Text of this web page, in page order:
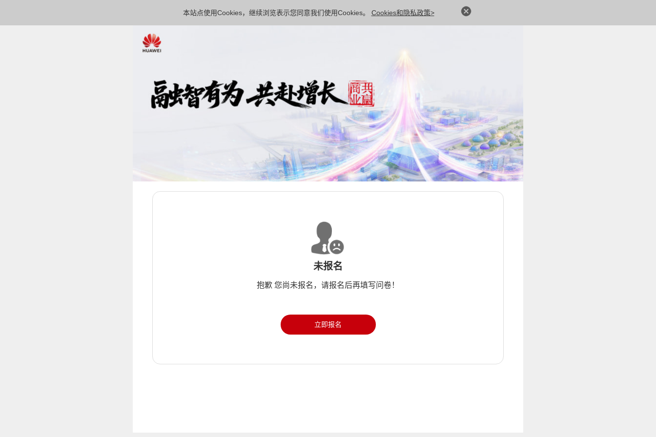
本站点使用Cookies，继续浏览表示您同意我们使用Cookies。 Cookies和隐私政策>
未报名
抱歉 您尚未报名，请报名后再填写问卷！
立即报名